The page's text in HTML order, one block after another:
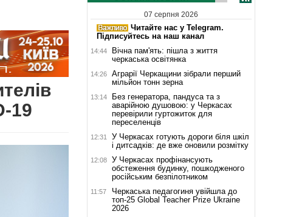
19
07 серпня 2026
Читайте нас у Telegram.
Підписуйтесь на наш канал
14:44
Вічна пам'ять: пішла з життя
черкаська освітянка
14:26
Аграрії Черкащини зібрали перший
мільйон тонн зерна
13:14
Без генератора, пандуса та з
аварійною душовою: у Черкасах
перевірили гуртожиток для
переселенців
12:31
У Черкасах готують дороги біля шкіл
і дитсадків: де вже оновили розмітку
12:08
У Черкасах профінансують
обстеження будинку, пошкодженого
російським безпілотником
11:57
Черкаська педагогиня увійшла до
топ-25 Global Teacher Prize Ukraine
2026